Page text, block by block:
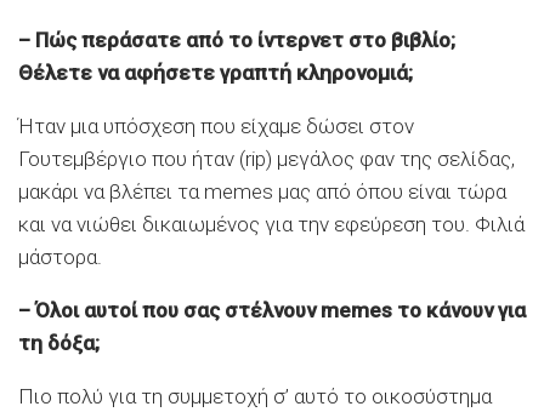
– Πώς περάσατε από το ίντερνετ στο βιβλίο;
Θέλετε να αφήσετε γραπτή κληρονομιά;
Ήταν μια υπόσχεση που είχαμε δώσει στον
Γουτεμβέργιο που ήταν (rip) μεγάλος φαν της σελίδας,
μακάρι να βλέπει τα memes μας από όπου είναι τώρα
και να νιώθει δικαιωμένος για την εφεύρεση του. Φιλιά
μάστορα.
– Όλοι αυτοί που σας στέλνουν memes το κάνουν για
τη δόξα;
Πιο πολύ για τη συμμετοχή σ’ αυτό το οικοσύστημα